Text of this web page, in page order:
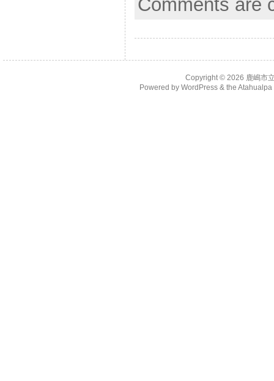
Comments are
Copyright © 2026 鹿嶋市
Powered by WordPress& the Atahualpa